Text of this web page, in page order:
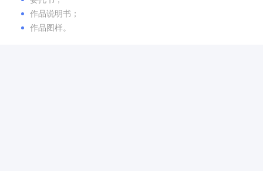
作品说明书；
作品图样。